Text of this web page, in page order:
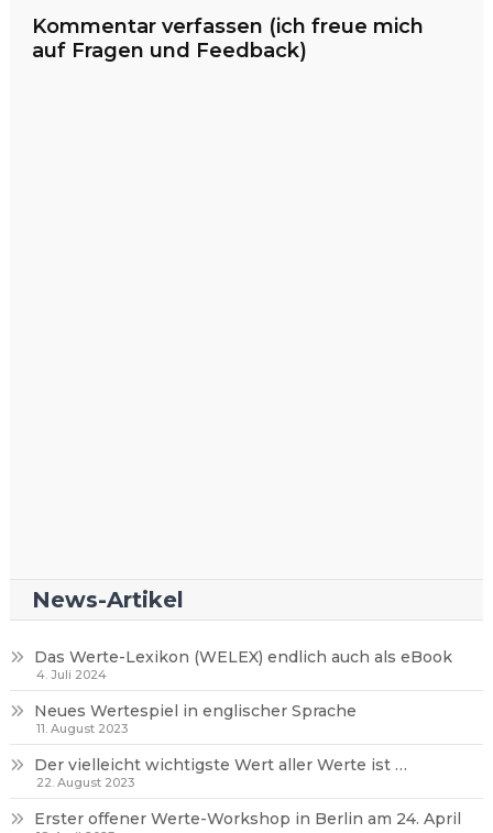
Kommentar verfassen (ich freue mich
auf Fragen und Feedback)
News-Artikel
Das Werte-Lexikon (WELEX) endlich auch als eBook
4. Juli 2024
Neues Wertespiel in englischer Sprache
11. August 2023
Der vielleicht wichtigste Wert aller Werte ist …
22. August 2023
Erster offener Werte-Workshop in Berlin am 24. April